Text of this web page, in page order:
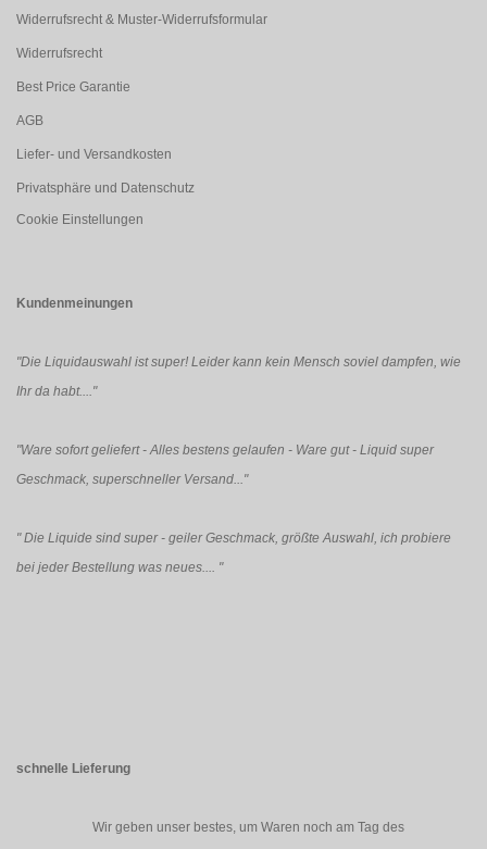
Widerrufsrecht & Muster-Widerrufsformular
Widerrufsrecht
Best Price Garantie
AGB
Liefer- und Versandkosten
Privatsphäre und Datenschutz
Cookie Einstellungen
Kundenmeinungen
"Die Liquidauswahl ist super! Leider kann kein Mensch soviel dampfen, wie
Ihr da habt...."
"Ware sofort geliefert - Alles bestens gelaufen - Ware gut - Liquid super
Geschmack, superschneller Versand..."
"Die Liquide sind super - geiler Geschmack, größte Auswahl, ich probiere
bei jeder Bestellung was neues.... "
schnelle Lieferung
Wir geben unser bestes, um Waren noch am Tag des